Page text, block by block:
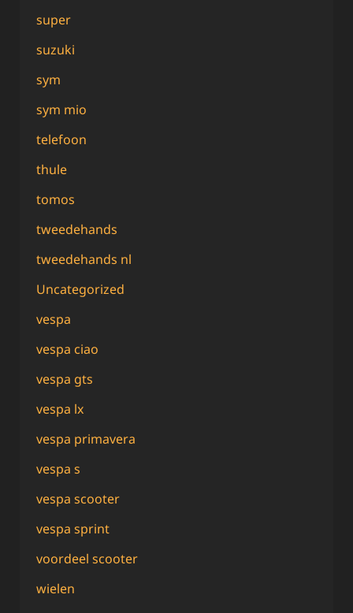
super
suzuki
sym
sym mio
telefoon
thule
tomos
tweedehands
tweedehands nl
Uncategorized
vespa
vespa ciao
vespa gts
vespa lx
vespa primavera
vespa s
vespa scooter
vespa sprint
voordeel scooter
wielen